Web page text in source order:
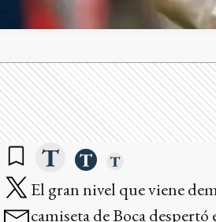
El gran nivel que viene
camiseta de Boca